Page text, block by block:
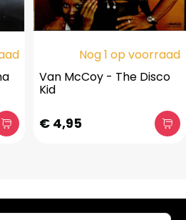
Nog 1 op voorraad
Van McCoy - The Disco
Kid
€ 4,95